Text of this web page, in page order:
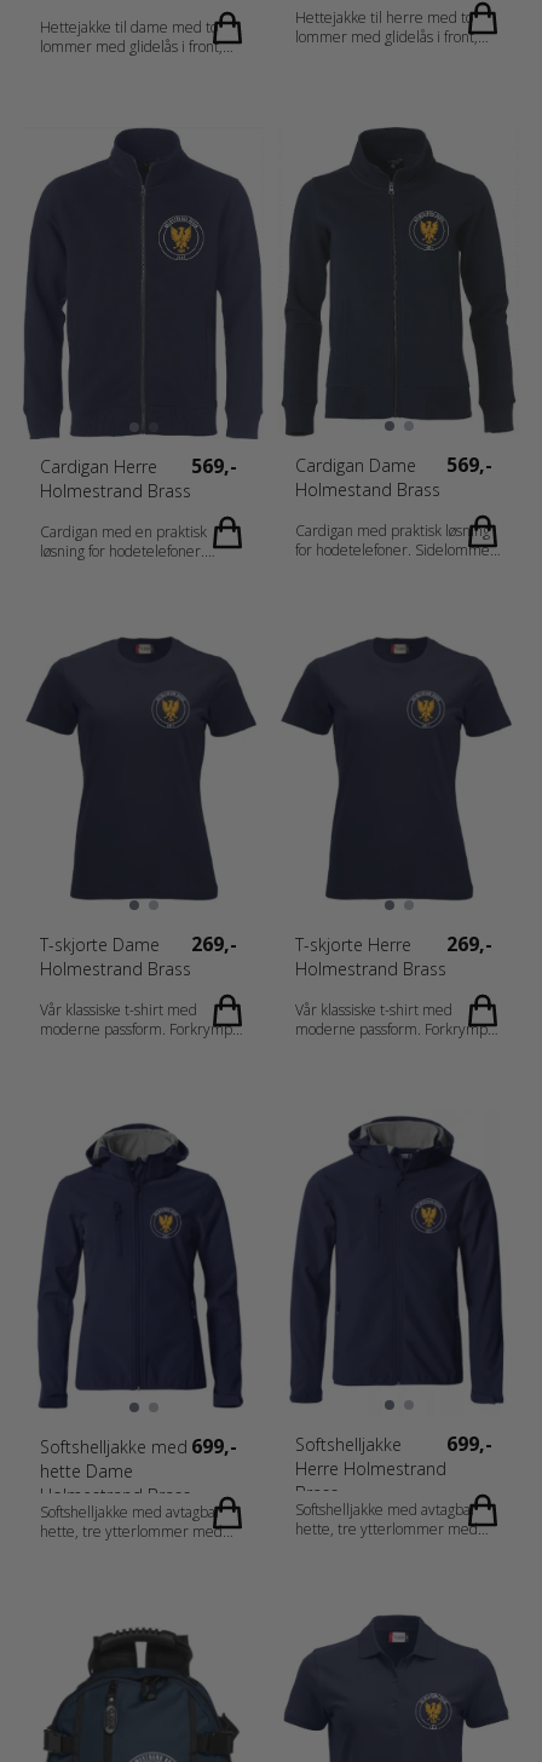
Hettejakke til dame med to
lommer med glidelås i front,
nederkant og ermavslutning.
Ton-i-ton flatlocksømmer.
Tilpasset for hodetelefoner.
Fabrics 80% bomull, 20%
polyester (blåmelert [565],
antrasitmelert [955] 60%
bomull, 40% polyester.
Gråmelert [95] 85% bomull
15% viskose) Gender Damer
Hettejakke til herre med to
lommer med glidelås i front,
Ton-i-ton flatlocksømmer.
Tilpasset for hodetelefoner.
Fabrics 80% bomull, 20%
polyester (blåmelert [565],
grønnmelert [676]
antrasitmelert [955] 60%
bomull, 40% polyester.
Gråmelert [95] 85% bomull
15% viskose) Gender Herrer
Cardigan Herre
Holmestrand Brass
569,-
Cardigan med en praktisk
løsning for hodetelefoner.
polyester, antrasitt melert (955)
60% bomull, 40% polyester.
Gråmelert (95) 85% bomull,
Vekt 300 g/m2
Cardigan Dame
Holmestand Brass
569,-
Cardigan med praktisk løsning
for hodetelefoner. Sidelommer
antrasitt melert (955) 60%
bomull, 40% polyester.
Gråmelert (95) 85% bomull,
Vekt 300 g/m2
T-skjorte Dame
Holmestrand Brass
269,-
Vår klassiske t-shirt med
moderne passform. Forkrympet
damemodell. Fabrics 100%
bomull. (Visibility yellow og
visibility orange [11/170] 80%
polyester, 20% bomull med
sidesømmer. Aske [92] 99%
bomull, 1% viskose. Gråmelert
[95] 85% bomull, 15%
polyester. Blåmelert og
Antrasittmelert [565/955] 60%
bomull, 40% polyester. Gender
T-skjorte Herre
Holmestrand Brass
269,-
Vår klassiske t-shirt med
moderne passform. Forkrympet
damemodell.
Softshelljakke med
hette Dame
Holmestrand Brass
699,-
Softshelljakke med avtagbar
hette, tre ytterlommer med
at man må velge en type
transfer som er tilpasset
softshell med stretch for å
unngå at trykket lett blør
igjennom. Fabrics 96%
Polyester 4% Spandex Gender
Softshelljakke
Herre Holmestrand
Brass
699,-
Softshelljakke med avtagbar
hette, tre ytterlommer med
at man må velge en type
transfer som er tilpasset
softshell med stretch for å
unngå at trykket lett blør
Polyester 4% Spandex Gender